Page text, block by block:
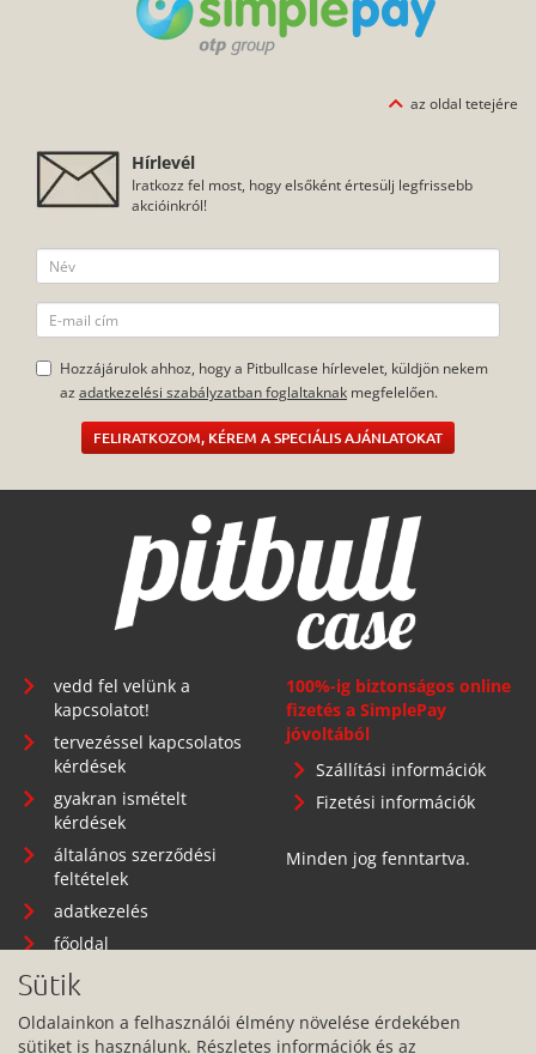
az oldal tetejére
Hírlevél
Iratkozz fel most, hogy elsőként értesülj legfrissebb
akcióinkról!
Hozzájárulok ahhoz, hogy a Pitbullcase hírlevelet, küldjön nekem
az adatkezelési szabályzatban foglaltaknak megfelelően.
FELIRATKOZOM, KÉREM A SPECIÁLIS AJÁNLATOKAT
vedd fel velünk a
kapcsolatot!
tervezéssel kapcsolatos
kérdések
gyakran ismételt
kérdések
általános szerződési
feltételek
adatkezelés
főoldal
100%-ig biztonságos online
fizetés a SimplePay
jóvoltából
Szállítási információk
Fizetési információk
Minden jog fenntartva.
Sütik
Oldalainkon a felhasználói élmény növelése érdekében
sütiket is használunk. Részletes információk és az